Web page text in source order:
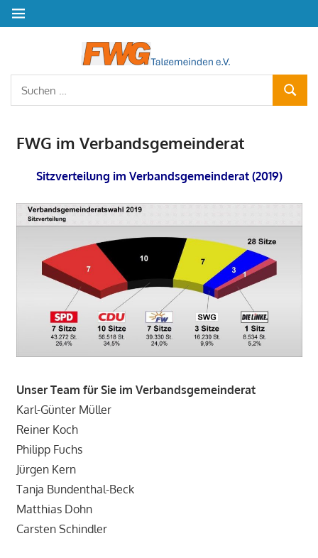
Zum
InhaltMENÜ
e.V.
FWG im Verbandsgemeinderat
Sitzverteilung im Verbandsgemeinderat (2019)
Unser Team für Sie im Verbandsgemeinderat
Karl-Günter Müller
Reiner Koch
Philipp Fuchs
Jürgen Kern
Tanja Bundenthal-Beck
Matthias Dohn
Carsten Schindler